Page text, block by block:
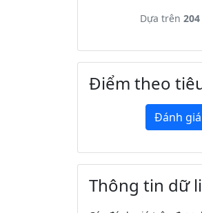
Dựa trên 204
Điểm theo
Đánh
Thông tin dữ